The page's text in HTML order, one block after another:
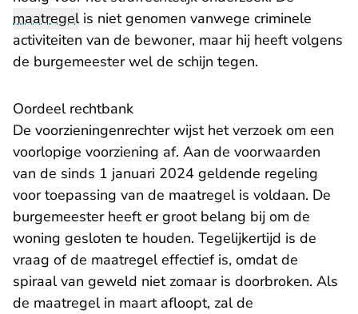
maatregelis niet genomen vanwege criminele
activiteiten van de bewoner, maar hij heeft volgens
de burgemeester wel de schijn tegen.
Oordeel rechtbank
De voorzieningenrechter wijst het verzoek om een
voorlopige voorziening af. Aan de voorwaarden
van de sinds 1 januari 2024 geldende regeling
voor toepassing van de maatregel is voldaan. De
burgemeester heeft er groot belang bij om de
woning gesloten te houden. Tegelijkertijd is de
vraag of de maatregel effectief is, omdat de
spiraal van geweld niet zomaar is doorbroken. Als
de maatregel in maart afloopt, zal de